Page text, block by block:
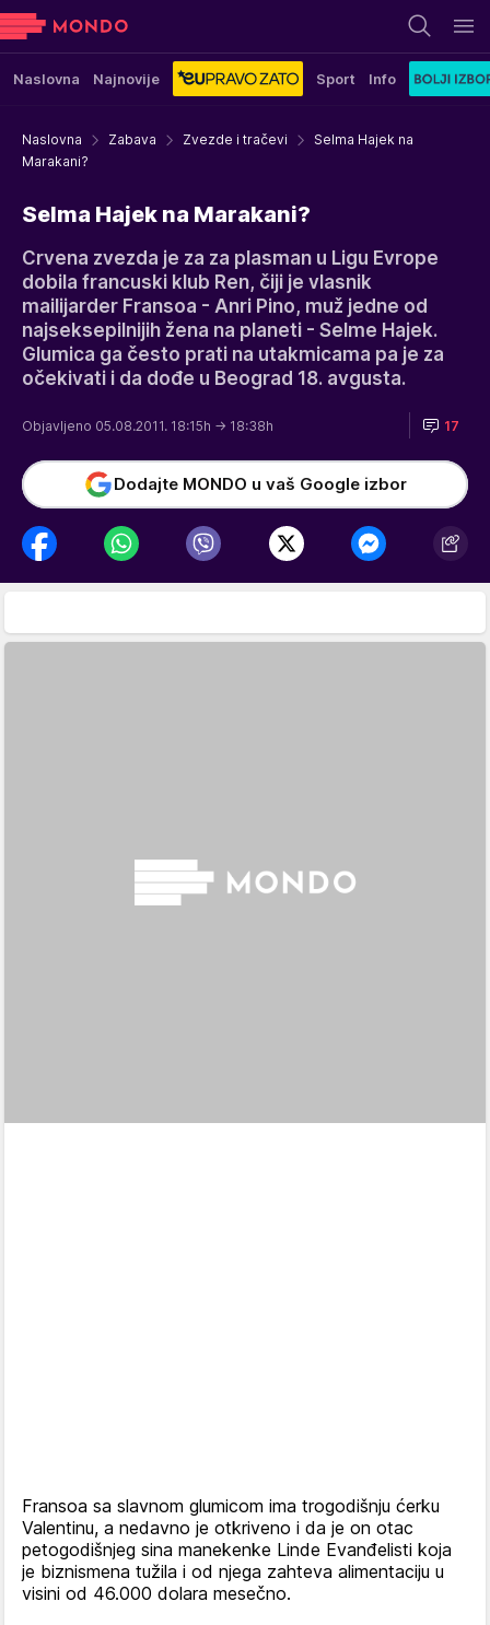
Naslovna Najnovije Sport Info
Naslovna Zabava Zvezde i tračevi
Selma Hajek na
Marakani?
Selma Hajek na Marakani?
Crvena zvezda je za za plasman u Ligu Evrope
dobila francuski klub Ren, čiji je vlasnik
mailijarder Fransoa - Anri Pino, muž jedne od
najseksepilnijih žena na planeti - Selme Hajek.
Glumica ga često prati na utakmicama pa je za
očekivati i da dođe u Beograd 18. avgusta.
Objavljeno 05.08.2011. 18:15h → 18:38h 17
Dodajte MONDO u vaš Google izbor
Fransoa sa slavnom glumicom ima trogodišnju ćerku
Valentinu, a nedavno je otkriveno i da je on otac
petogodišnjeg sina manekenke Linde Evanđelisti koja
je biznismena tužila i od njega zahteva alimentaciju u
visini od 46.000 dolara mesečno.